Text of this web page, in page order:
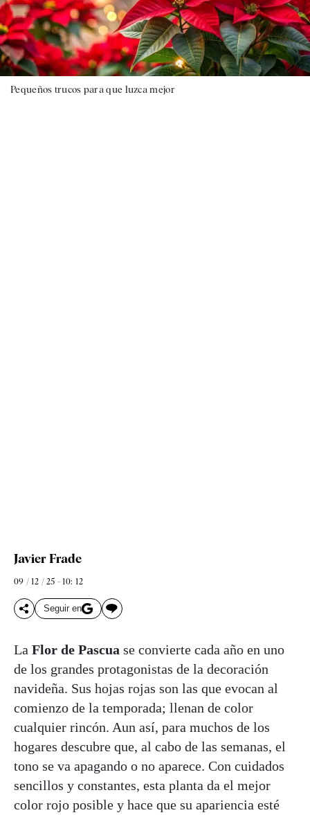
Pequeños trucos para que luzca mejor
Javier Frade
09 / 12 / 25 - 10: 12
Seguir en
La Flor de Pascua se convierte cada año en uno
de los grandes protagonistas de la decoración
navideña. Sus hojas rojas son las que evocan al
comienzo de la temporada; llenan de color
cualquier rincón. Aun así, para muchos de los
hogares descubre que, al cabo de las semanas, el
tono se va apagando o no aparece. Con cuidados
sencillos y constantes, esta planta da el mejor
color rojo posible y hace que su apariencia esté